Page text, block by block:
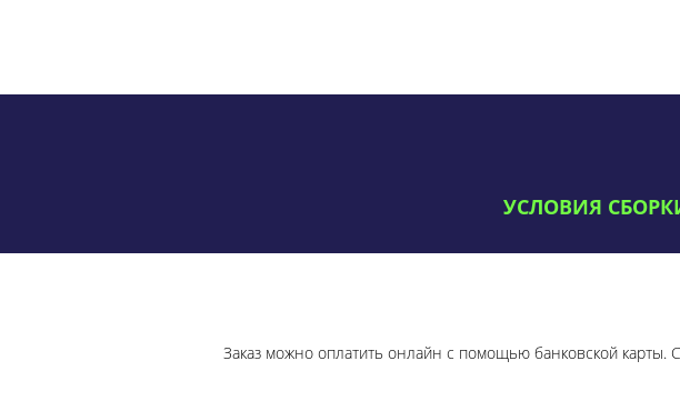
УСЛОВИЯ
Заказ можно оплатить онлайн с помощью банковской карты.